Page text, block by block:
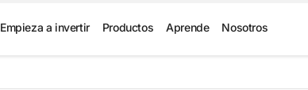
Empieza a invertir Productos Aprende Nosotros